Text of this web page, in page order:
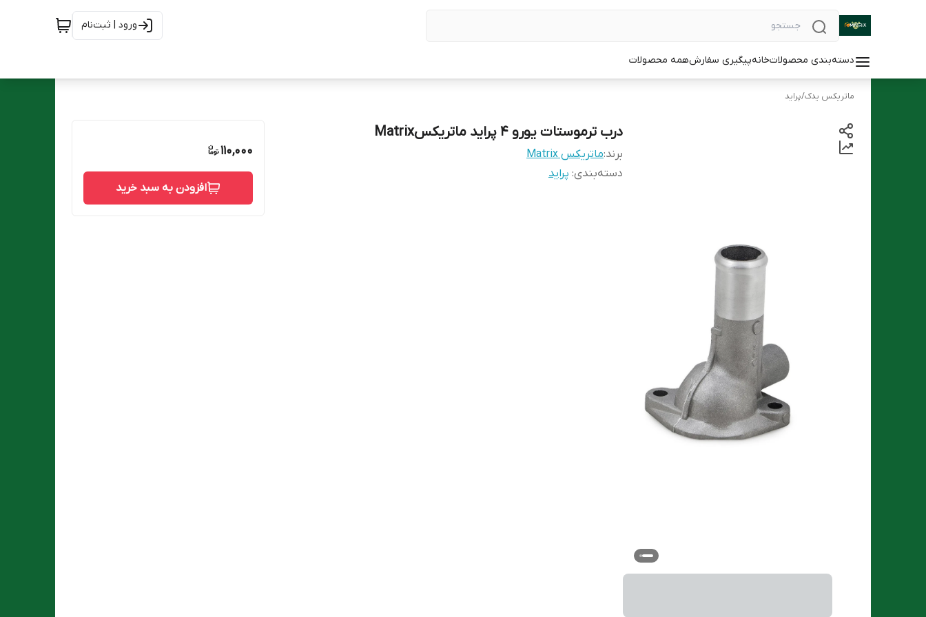
ورود | ثبت‌نام
دسته‌بندی محصولاتخانهپیگیری سفارشهمه محصولات
ماتریکس یدک/پراید
درب ترموستات یورو ۴ پراید ماتریکسMatrix
برند:ماتریکس Matrix
دسته‌بندی: پراید
110,000
افزودن به سبد خرید